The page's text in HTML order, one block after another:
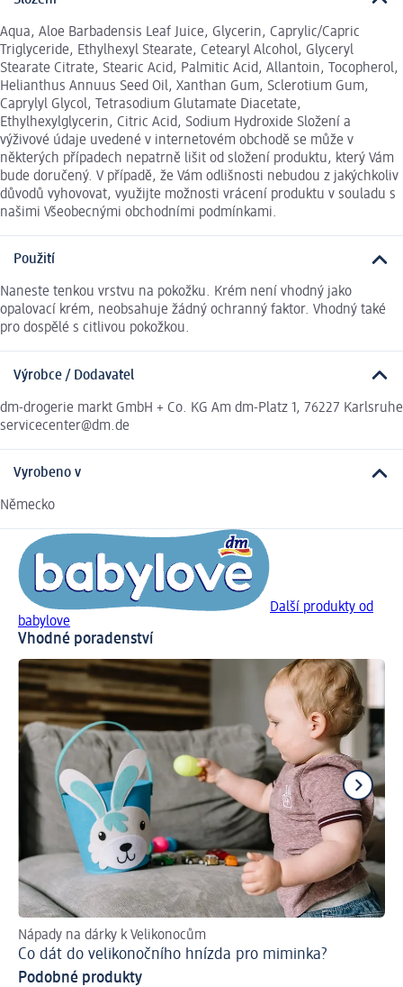
Aqua, Aloe Barbadensis Leaf Juice, Glycerin, Caprylic/Capric
Triglyceride, Ethylhexyl Stearate, Cetearyl Alcohol, Glyceryl
Stearate Citrate, Stearic Acid, Palmitic Acid, Allantoin, Tocopherol,
Helianthus Annuus Seed Oil, Xanthan Gum, Sclerotium Gum,
Caprylyl Glycol, Tetrasodium Glutamate Diacetate,
Ethylhexylglycerin, Citric Acid, Sodium Hydroxide Složení a
výživové údaje uvedené v internetovém obchodě se může v
některých případech nepatrně lišit od složení produktu, který Vám
bude doručený. V případě, že Vám odlišnosti nebudou z jakýchkoliv
důvodů vyhovovat, využijte možnosti vrácení produktu v souladu s
našimi Všeobecnými obchodními podmínkami.
Použití
Naneste tenkou vrstvu na pokožku. Krém není vhodný jako
opalovací krém, neobsahuje žádný ochranný faktor. Vhodný také
pro dospělé s citlivou pokožkou.
Výrobce / Dodavatel
dm-drogerie markt GmbH + Co. KG Am dm-Platz 1, 76227 Karlsruhe
servicecenter@dm.de
Vyrobeno v
Německo
Další produkty od
babylove
Vhodné poradenství
Nápady na dárky k Velikonocům
Co dát do velikonočního hnízda pro miminka?
Podobné produkty